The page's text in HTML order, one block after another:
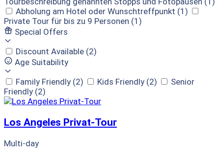
Abholung am Hotel oder Wunschtreffpunkt (1)
Private Tour für bis zu 9 Personen (1)
Special Offers
Discount Available (2)
Age Suitability
Family Friendly (2) Kids Friendly (2)
Senior
Friendly (2)
Los Angeles Privat-Tour
Multi-day